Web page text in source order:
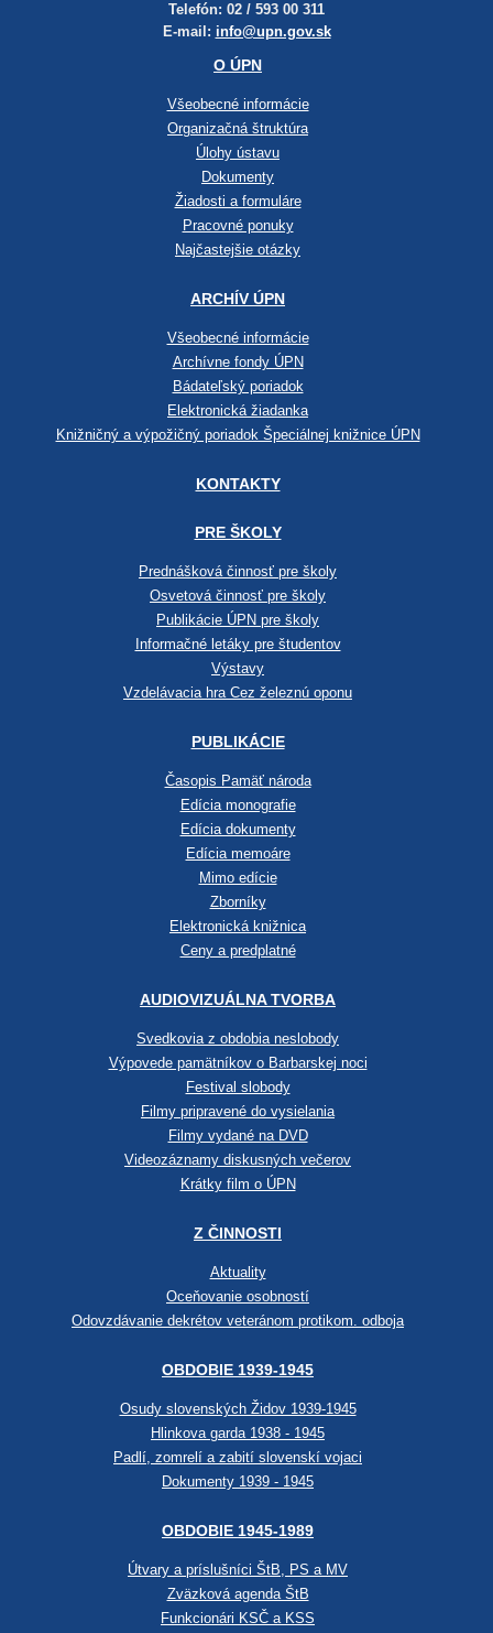
Telefón: 02 / 593 00 311
E-mail: info@upn.gov.sk
O ÚPN
Všeobecné informácie
Organizačná štruktúra
Úlohy ústavu
Dokumenty
Žiadosti a formuláre
Pracovné ponuky
Najčastejšie otázky
ARCHÍV ÚPN
Všeobecné informácie
Archívne fondy ÚPN
Bádateľský poriadok
Elektronická žiadanka
Knižničný a výpožičný poriadok Špeciálnej knižnice ÚPN
KONTAKTY
PRE ŠKOLY
Prednášková činnosť pre školy
Osvetová činnosť pre školy
Publikácie ÚPN pre školy
Informačné letáky pre študentov
Výstavy
Vzdelávacia hra Cez železnú oponu
PUBLIKÁCIE
Časopis Pamäť národa
Edícia monografie
Edícia dokumenty
Edícia memoáre
Mimo edície
Zborníky
Elektronická knižnica
Ceny a predplatné
AUDIOVIZUÁLNA TVORBA
Svedkovia z obdobia neslobody
Výpovede pamätníkov o Barbarskej noci
Festival slobody
Filmy pripravené do vysielania
Filmy vydané na DVD
Videozáznamy diskusných večerov
Krátky film o ÚPN
Z ČINNOSTI
Aktuality
Oceňovanie osobností
Odovzdávanie dekrétov veteránom protikom. odboja
OBDOBIE 1939-1945
Osudy slovenských Židov 1939-1945
Hlinkova garda 1938 - 1945
Padlí, zomrelí a zabití slovenskí vojaci
Dokumenty 1939 - 1945
OBDOBIE 1945-1989
Útvary a príslušníci ŠtB, PS a MV
Zväzková agenda ŠtB
Funkcionári KSČ a KSS